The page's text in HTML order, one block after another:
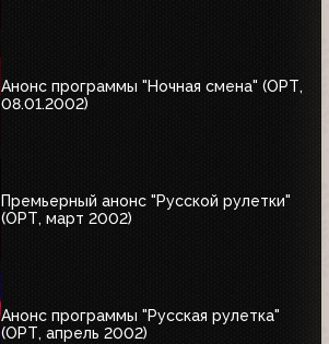
Анонс программы "Ночная смена" (ОРТ,
08.01.2002)
Премьерный анонс "Русской рулетки"
(ОРТ, март 2002)
Анонс программы "Русская рулетка"
(ОРТ, апрель 2002)